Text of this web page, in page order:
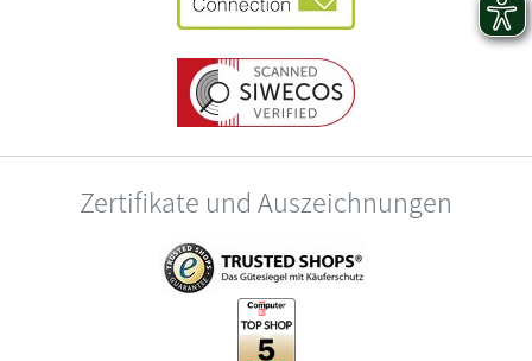
Zertifikate und Auszeichnungen